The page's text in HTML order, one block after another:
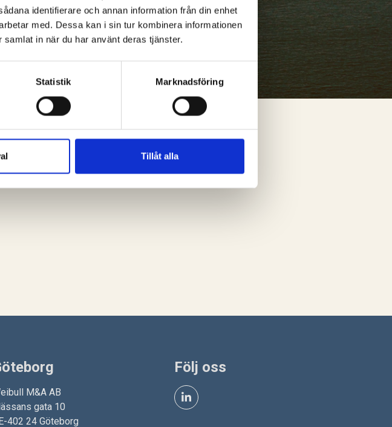
identifierare och annan information från din enhet
med. Dessa kan i sin tur kombinera informationen
in när du har använt deras tjänster.
Statistik Marknadsföring
Tillåt alla
göra nu?
M&A AB
gata 10
402 24 Göteborg
Följ oss